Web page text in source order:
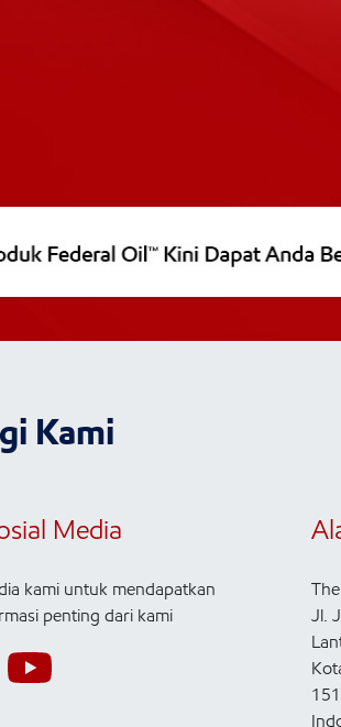
Kami
Media
kami untuk mendapatkan
penting dari kami
Jl.